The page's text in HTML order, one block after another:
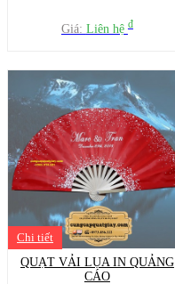
Giá: Liên hệ đ
Chi tiết
QUẠT VẢI LỤA IN QUẢNG
CÁO